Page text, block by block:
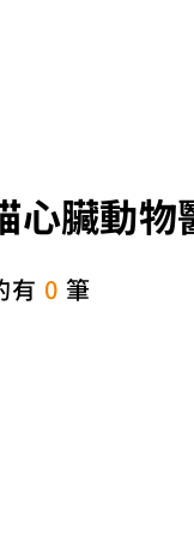
心臟動物
有 0 筆